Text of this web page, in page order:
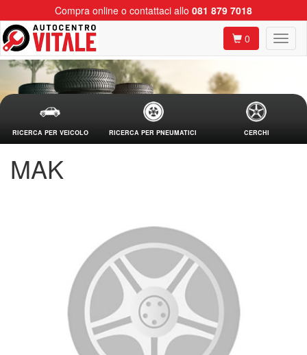
Compra online o contattaci allo 081 879 7018
0
RICERCA PER VEICOLO RICERCA PER PNEUMATICI CERCHI
MAK